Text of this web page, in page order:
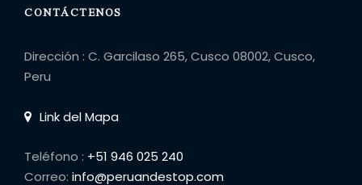
CONTÁCTENOS
Dirección : C. Garcilaso 265, Cusco 08002, Cusco,
Peru
Link del Mapa
Teléfono : +51 946 025 240
Correo: info@peruandestop.com